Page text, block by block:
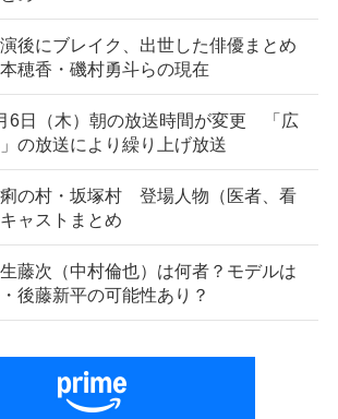
演後にブレイク、出世した俳優まとめ
穂香・磯村勇斗らの現在
6日（木）朝の放送時間が変更 「広
の放送により繰り上げ放送
痢の村・坂塚村 登場人物（医者、看
ャストまとめ
生藤次（中村倫也）は何者？モデルは
後藤新平の可能性あり？